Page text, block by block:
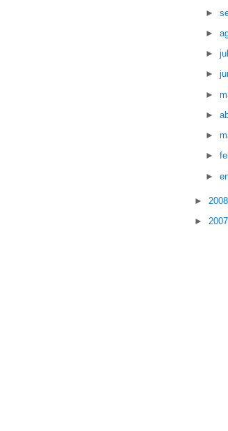
►
►
►
►
►
►
►
►
►
►
►